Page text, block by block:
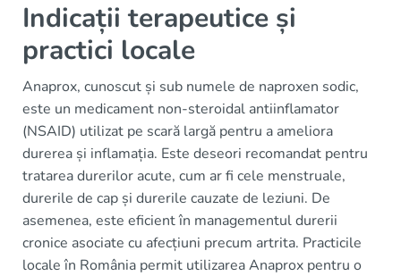
Indicații terapeutice și
practici locale
Anaprox, cunoscut și sub numele de naproxen sodic,
este un medicament non-steroidal antiinflamator
(NSAID) utilizat pe scară largă pentru a ameliora
durerea și inflamația. Este deseori recomandat pentru
tratarea durerilor acute, cum ar fi cele menstruale,
durerile de cap și durerile cauzate de leziuni. De
asemenea, este eficient în managementul durerii
cronice asociate cu afecțiuni precum artrita. Practicile
locale în România permit utilizarea Anaprox pentru o